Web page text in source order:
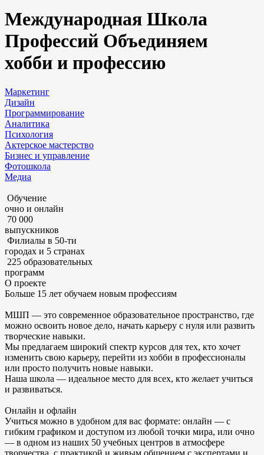
Международная Школа
Профессий Объединяем
хобби и профессию
Маркетинг
Дизайн
Программирование
Аналитика
Психология
Актерское мастерство
Бизнес и управление
Фотошкола
Медиа
Обучение
очно и онлайн
70 000
выпускников
Филиалы в 50-ти
городах и 5 странах
225 образовательных
программ
О проекте
Больше 15 лет обучаем новым профессиям
МШП — это современное образовательное пространство, где
можно освоить новое дело, начать карьеру с нуля или развить
творческие навыки.
Мы предлагаем широкий спектр курсов для тех, кто хочет
изменить свою карьеру, перейти из хобби в профессионалы
или просто получить новые навыки.
Наша школа — идеальное место для всех, кто желает учиться
и развиваться.
Онлайн и офлайн
Учиться можно в удобном для вас формате: онлайн — с
гибким графиком и доступом из любой точки мира, или очно
— в одном из наших 50 учебных центров в атмосфере
творчества, с практикой и живым общением с экспертами и